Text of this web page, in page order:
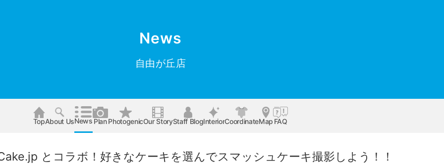
News
自由が丘店
TopAbout UsNews PlanPhotogenicOur StoryStaff BlogInteriorCoordinateMap FAQ
とコラボ！好きなケーキを選んでスマッシュケーキ撮影しよう！！